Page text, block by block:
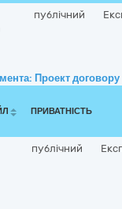
публічний
Проект договору
ПРИВАТНІСТЬ
публічний